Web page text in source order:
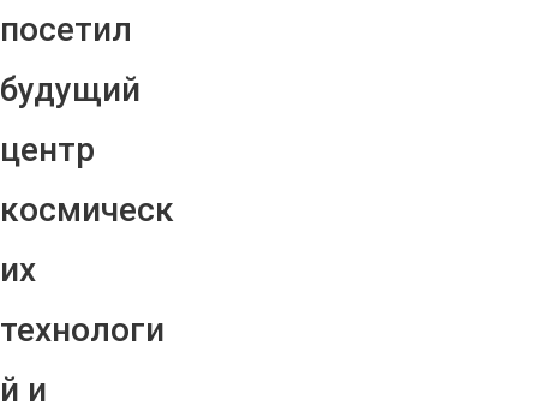
посетил
будущий
центр
космическ
их
технологи
й и